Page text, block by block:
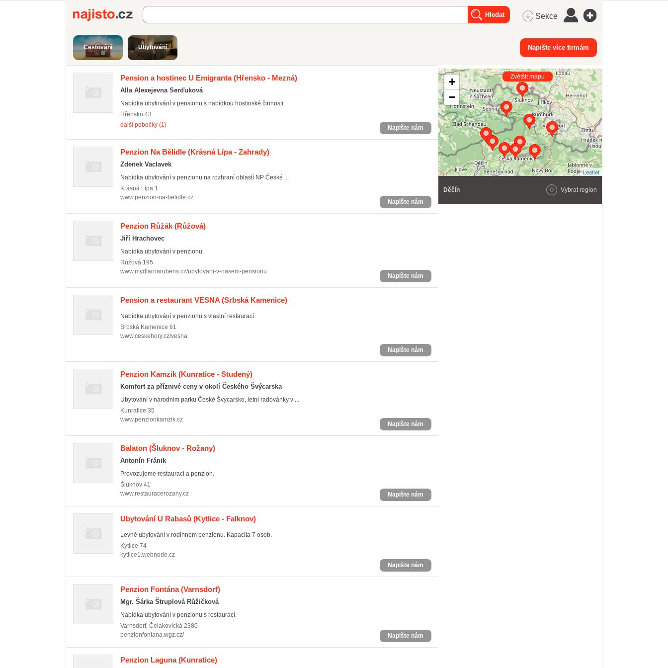
Najisto.cz Sekce
Cestování Ubytování Napište více firmám
Pension a hostinec U Emigranta(Hřensko - Mezná)
Alla Alexejevna Serďuková
Nabídka ubytování v pensionu s nabídkou hostinské činnosti.
Hřensko 43
další pobočky (1)
Napište nám
Penzion Na Bělidle (Krásná Lípa - Zahrady)
Zdenek Vaclavek
Nabídka ubytování v penzionu na rozhraní oblastí NP České ...
Krásná Lípa 1
www.penzion-na-belidle.cz
Napište nám
Penzion Růžák (Růžová)
Jiří Hrachovec
Nabídka ubytování v penzionu.
Růžová 195
www.mydlarnarubens.cz/ubytovani-v-nasem-pensionu
Napište nám
Pension a restaurant VESNA (Srbská Kamenice)
Nabídka ubytování v penzionu s vlastní restaurací.
Srbská Kamenice 61
www.ceskehory.cz/vesna
Napište nám
Penzion Kamzík (Kunratice - Studený)
Komfort za příznivé ceny v okolí Českého Švýcarska
Ubytování v národním parku České Švýcarsko, letní radovánky v ...
Kunratice 35
www.penzionkamzik.cz
Napište nám
Balaton (Šluknov - Rožany)
Antonín Fránik
Provozujeme restauraci a penzion.
Šluknov 41
www.restauracerozany.cz
Napište nám
Ubytování U Rabasů (Kytlice - Falknov)
Levné ubytování v rodinném penzionu. Kapacita 7 osob.
Kytlice 74
kytlice1.webnode.cz
Napište nám
Penzion Fontána(Varnsdorf)
Mgr. Šárka Štruplová Růžičková
Nabídka ubytování v penzionu s restaurací.
Varnsdorf, Čelakovická 2380
penzionfontana.wgz.cz/
Napište nám
Penzion Laguna(Kunratice)
+
−
Leaflet
Zvětšit mapu
Děčín Vybrat region